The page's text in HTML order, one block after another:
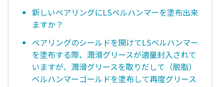
新しいベアリングにLSベルハンマーを塗布出来
ますか？
ベアリングのシールドを開けてLSベルハンマー
を塗布する際、潤滑グリースが適量封入されて
いますが、潤滑グリースを取りだして（脱脂）
ベルハンマーゴールドを塗布して再度グリース